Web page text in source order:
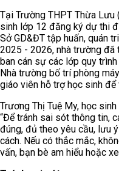
Tại Trường THPT Thừa Lưu
sinh lớp 12 đăng ký dự thi
Sở GD&ĐT tập huấn, quán
2025 - 2026, nhà trường đã
ban cán sự các lớp quy
Nhà trường bố trí phòng
giáo viên hỗ trợ học sinh
Trương Thị Tuệ My, học
“Để tránh sai sót thông tin,
đúng, đủ theo yêu cầu, lưu
cách. Nếu có thắc mắc,
vấn, bạn bè am hiểu hoặc